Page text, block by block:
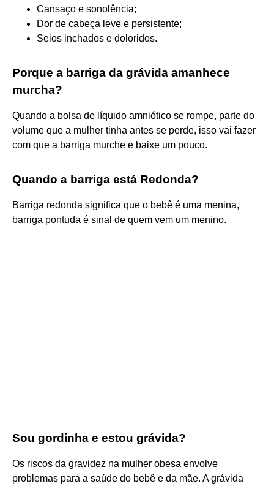
Cansaço e sonolência;
Dor de cabeça leve e persistente;
Seios inchados e doloridos.
Porque a barriga da grávida amanhece
murcha?
Quando a bolsa de líquido amniótico se rompe, parte do
volume que a mulher tinha antes se perde, isso vai fazer
com que a barriga murche e baixe um pouco.
Quando a barriga está Redonda?
Barriga redonda significa que o bebê é uma menina,
barriga pontuda é sinal de quem vem um menino.
Sou gordinha e estou grávida?
Os riscos da gravidez na mulher obesa envolve
problemas para a saúde do bebê e da mãe. A grávida